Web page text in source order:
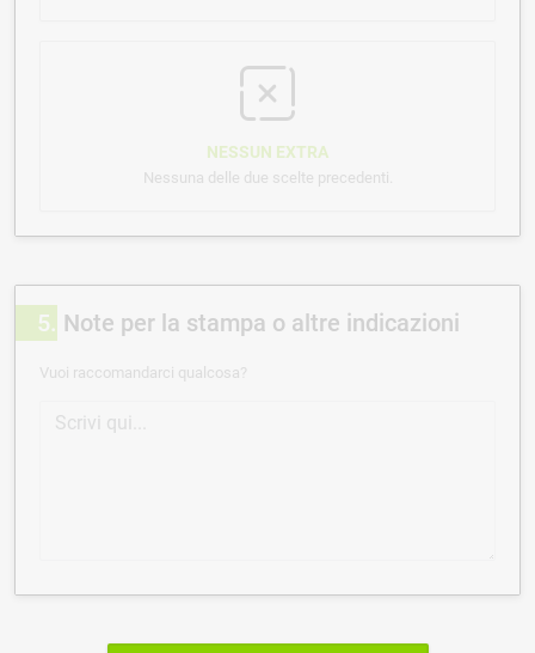
NESSUN EXTRA
Nessuna delle due scelte precedenti.
5 Note per la stampa o altre indicazioni
Vuoi raccomandarci qualcosa?